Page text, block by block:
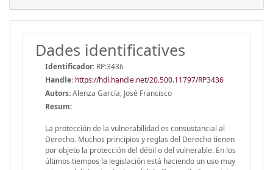
Dades identificatives
Identificador: RP:3436
Handle: https://hdl.handle.net/20.500.11797/RP3436
Autors:Alenza García, José Francisco
Resum:
La protección de la vulnerabilidad es consustancial al
Derecho. Muchos principios y reglas del Derecho tienen
por objeto la protección del débil o del vulnerable. En los
últimos tiempos la legislación está haciendo un uso muy